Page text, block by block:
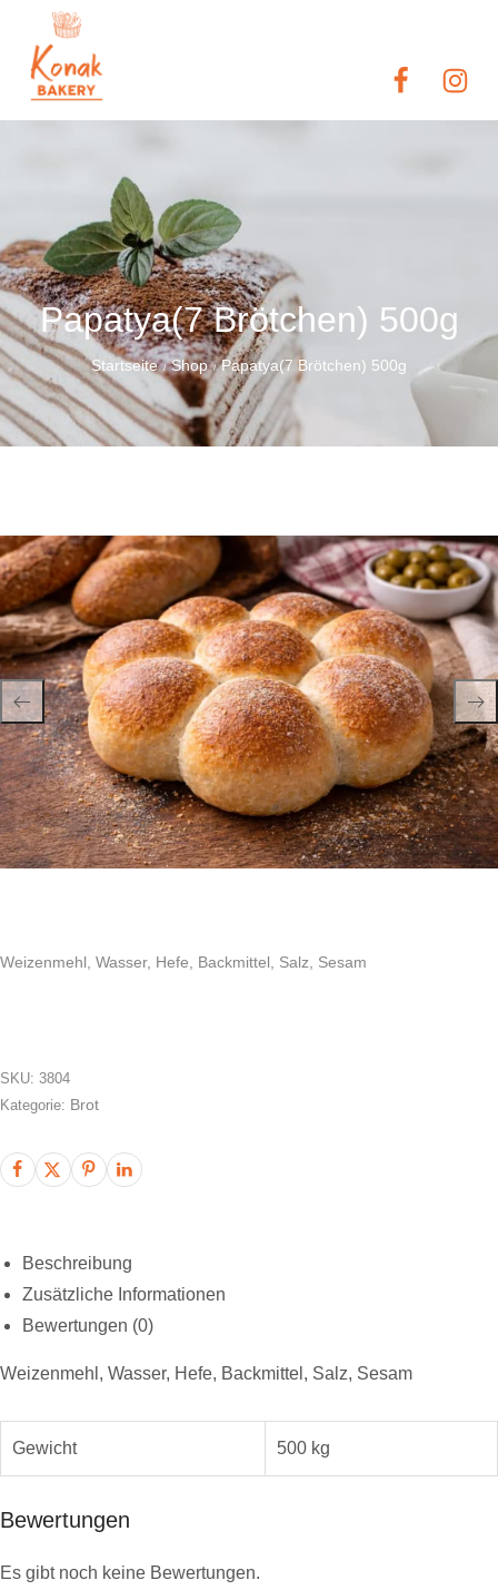
Papatya(7 Brötchen) 500g
Startseite / Shop / Papatya(7 Brötchen) 500g
Weizenmehl, Wasser, Hefe, Backmittel, Salz, Sesam
SKU: 3804
Kategorie: Brot
Beschreibung
Zusätzliche Informationen
Bewertungen (0)
Weizenmehl, Wasser, Hefe, Backmittel, Salz, Sesam
Gewicht 500 kg
Bewertungen
Es gibt noch keine Bewertungen.